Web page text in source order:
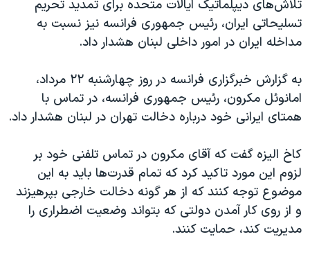
قانون شفافیت دارائی کادر رهبری ایران
اعتراضات مردمی آبان ۹۸
نرگس محمدی برنده جایزه نوبل صلح
همایش محافظه‌کاران آمریکا «سی‌پک»
سفر پرزیدنت ترامپ به چین
تلاش‌های دیپلماتیک ایالات متحده برای تمدید تحریم
تسلیحاتی ایران، رئیس جمهوری فرانسه نیز نسبت به
مداخله ایران در امور داخلی لبنان هشدار داد.
به گزارش خبرگزاری فرانسه در روز چهارشنبه ۲۲ مرداد،
امانوئل مکرون، رئیس جمهوری فرانسه، در تماس با
همتای ایرانی خود درباره دخالت تهران در لبنان هشدار داد.
کاخ الیزه گفت که آقای مکرون در تماس تلفنی خود بر
لزوم این مورد تاکید کرد که تمام قدرت‌ها باید به این
موضوع توجه کنند که از هر گونه دخالت خارجی بپرهیزند
و از روی کار آمدن دولتی که بتواند وضعیت اضطراری را
مدیریت کند، حمایت کنند.